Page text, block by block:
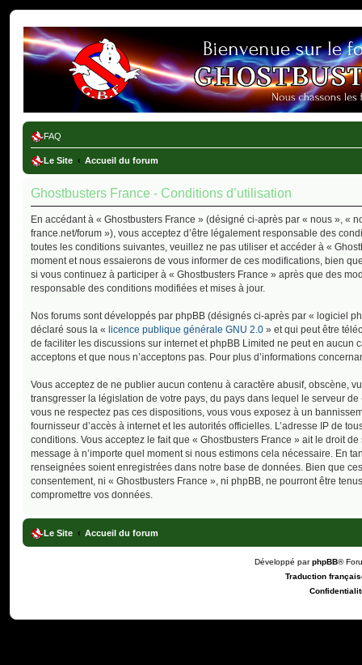
Ghostbusters France
FAQ
Le Site Accueil du forum
Ghostbusters France - Conditions d’utilisation
En accédant à « Ghostbusters France » (désigné ci-après par « nous », «
france.net/forum »), vous acceptez d’être légalement responsable des
toutes les conditions suivantes, veuillez ne pas utiliser et accéder à «
moment et nous essaierons de vous informer de ces modifications, bien
si vous continuez à participer à « Ghostbusters France » après que des
responsable des conditions modifiées et mises à jour.
Nos forums sont développés par phpBB (désignés ci-après par « logiciel
déclaré sous la « licence publique générale GNU 2.0 » et qui peut être
de faciliter les discussions sur internet et phpBB Limited ne peut en
acceptons et que nous n’acceptons pas. Pour plus d’informations
Vous acceptez de ne publier aucun contenu à caractère abusif, obscène,
transgresser la législation de votre pays, du pays dans lequel le serveur
vous ne respectez pas ces dispositions, vous vous exposez à un
fournisseur d’accès à internet et les autorités officielles. L’adresse IP de
conditions. Vous acceptez le fait que « Ghostbusters France » ait le droit
message à n’importe quel moment si nous estimons cela nécessaire. En
renseignées soient enregistrées dans notre base de données. Bien que
consentement, ni « Ghostbusters France », ni phpBB, ne pourront être
compromettre vos données.
Le Site Accueil du forum
Développé parphpBB®
Traduction